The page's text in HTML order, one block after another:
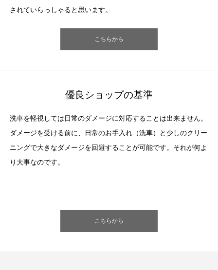
されていらっしゃると思います。
こちらから
優良ショップの基準
洗車を軽視しては日常のダメージに対応することは出来ません。
ダメージを受ける前に、日常のお手入れ（洗車）と少しのクリー
ニングで大きなダメージを回避することが可能です。それが何よ
り大事なのです。
こちらから